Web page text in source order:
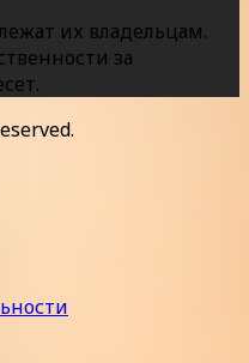
их владельцам.
за